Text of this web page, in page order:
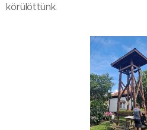
körülöttünk.